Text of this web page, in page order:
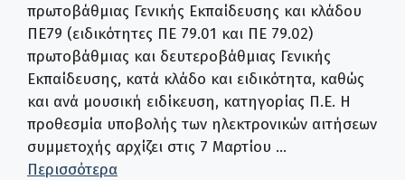
πρωτοβάθμιας Γενικής Εκπαίδευσης και κλάδου
ΠΕ79 (ειδικότητες ΠΕ 79.01 και ΠΕ 79.02)
πρωτοβάθμιας και δευτεροβάθμιας Γενικής
Εκπαίδευσης, κατά κλάδο και ειδικότητα, καθώς
και ανά μουσική ειδίκευση, κατηγορίας Π.Ε. Η
προθεσμία υποβολής των ηλεκτρονικών αιτήσεων
συμμετοχής αρχίζει στις 7 Μαρτίου …
Περισσότερα